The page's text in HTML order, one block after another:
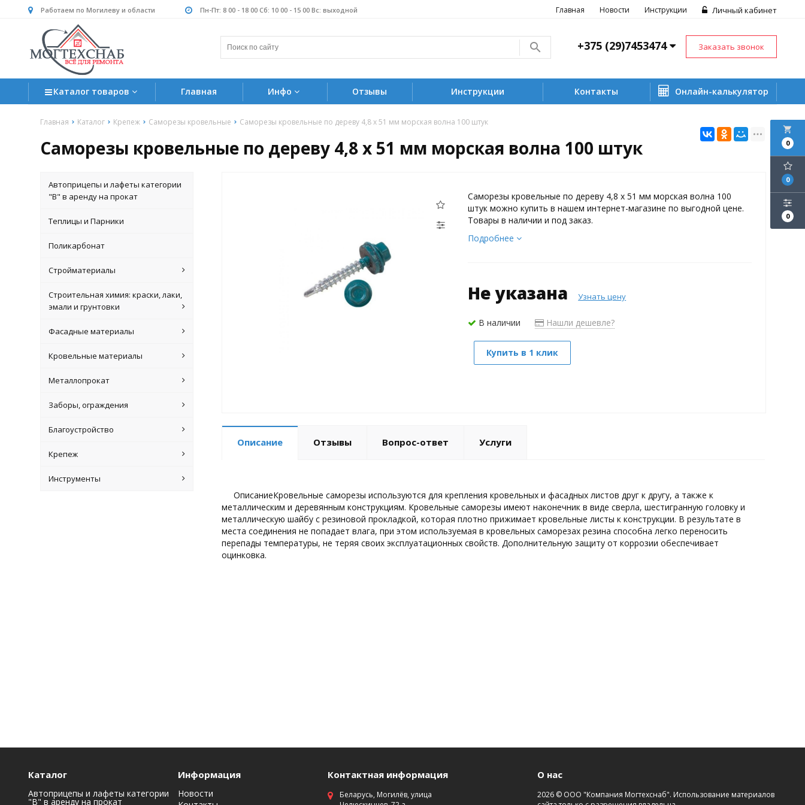
Работаем по Могилеву и области Пн-Пт: 8 00 - 18 00 Сб: 10 00 - 15 00 Вс: выходной Личный кабинет
Главная Новости Инструкции
+375 (29)7453474 Заказать звонок
Каталог товаров Главная Инфо Отзывы Инструкции Контакты Онлайн-калькулятор
Главная Каталог Крепеж Саморезы кровельные Саморезы кровельные по дереву 4,8 х 51 мм морская волна 100 штук
Саморезы кровельные по дереву 4,8 х 51 мм морская волна 100 штук
local_grocery_store
0
0
0
Автоприцепы и лафеты категории
"B" в аренду на прокат
Теплицы и Парники
Поликарбонат
Стройматериалы
Строительная химия: краски, лаки,
эмали и грунтовки
Фасадные материалы
Кровельные материалы
Металлопрокат
Заборы, ограждения
Благоустройство
Крепеж
Инструменты
Саморезы кровельные по дереву 4,8 х 51 мм морская волна 100
штук можно купить в нашем интернет-магазине по выгодной цене.
Товары в наличии и под заказ.
Подробнее
Не указана Узнать цену
В наличии Нашли дешевле?
Купить в 1 клик
Описание Отзывы Вопрос-ответ Услуги
ОписаниеКровельные саморезы используются для крепления кровельных и фасадных листов друг к другу, а также к
металлическим и деревянным конструкциям. Кровельные саморезы имеют наконечник в виде сверла, шестигранную головку и
металлическую шайбу с резиновой прокладкой, которая плотно прижимает кровельные листы к конструкции. В результате в
места соединения не попадает влага, при этом используемая в кровельных саморезах резина способна легко переносить
перепады температуры, не теряя своих эксплуатационных свойств. Дополнительную защиту от коррозии обеспечивает
оцинковка.
Каталог
Автоприцепы и лафеты категории
"B" в аренду на прокат
Информация
Новости
Контактная информация
Беларусь, Могилёв, улица
О нас
2026 © ООО "Компания Могтехснаб". Использование материалов